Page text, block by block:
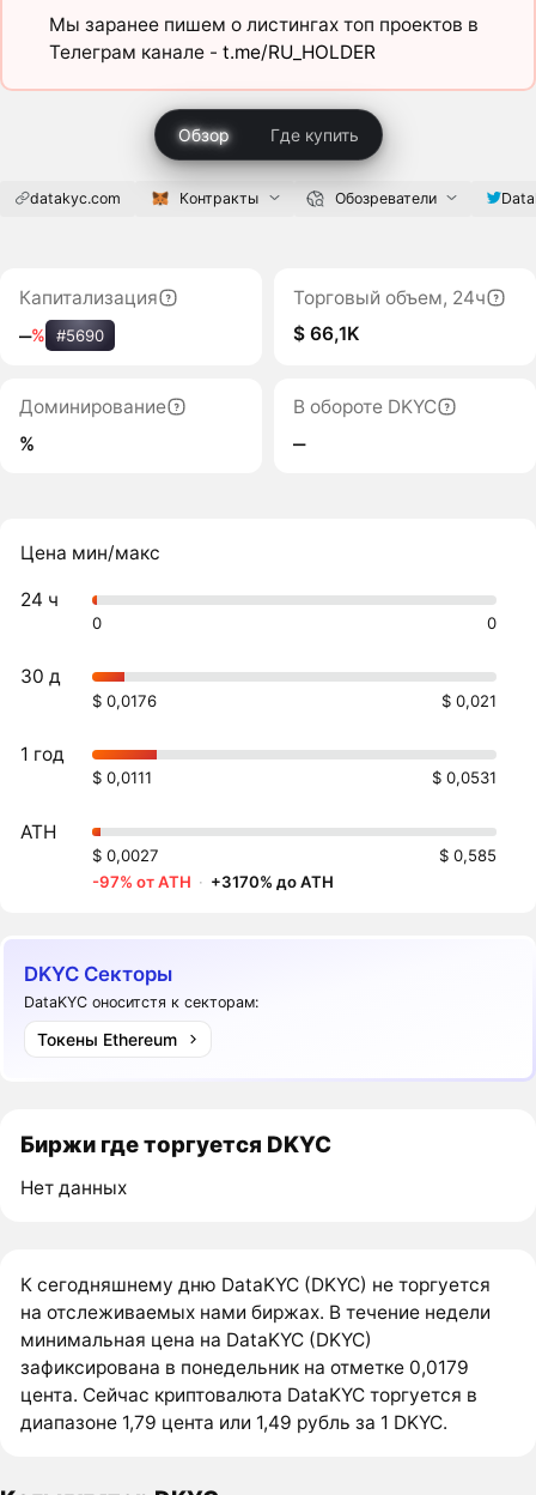
Мы заранее пишем о листингах топ проектов в
Телеграм канале - t.me/RU_HOLDER
Обзор Где купить
datakyc.com Контракты Обозреватели
Капитализация
‒% #5690
Торговый объем, 24ч
$ 66,1K
Доминирование
%
В обороте DKYC
‒
Цена мин/макс
24 ч
0 0
30 д
$ 0,0176 $ 0,021
1 год
$ 0,0111 $ 0,0531
ATH
$ 0,0027
$ 0,585
-97% от ATH · +3170% до ATH
DKYC Секторы
DataKYC оноситстя к секторам:
Токены Ethereum
Биржи где торгуется DKYC
Нет данных
К сегодняшнему дню DataKYC (DKYC) не торгуется
на отслеживаемых нами биржах. В течение недели
минимальная цена на DataKYC (DKYC)
зафиксирована в понедельник на отметке 0,0179
цента. Сейчас криптовалюта DataKYC торгуется в
диапазоне 1,79 цента или 1,49 рубль за 1 DKYC.